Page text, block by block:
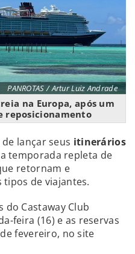
PANROTAS / Artur Luiz Andrade
na Europa, após um
reposicionamento
lançar seus itinerários
temporada repleta de
retornam e
de viajantes.
Castaway Club
feira (16) e as reservas
fevereiro, no site